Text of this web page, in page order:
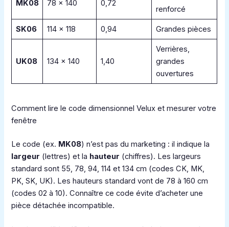
MK08 78 × 140 0,72
renforcé
SK06 114 × 118 0,94 Grandes pièces
UK08 134 × 140 1,40
Verrières,
grandes
ouvertures
Comment lire le code dimensionnel Velux et mesurer votre
fenêtre
Le code (ex. MK08) n’est pas du marketing : il indique la
largeur (lettres) et la hauteur (chiffres). Les largeurs
standard sont 55, 78, 94, 114 et 134 cm (codes CK, MK,
PK, SK, UK). Les hauteurs standard vont de 78 à 160 cm
(codes 02 à 10). Connaître ce code évite d’acheter une
pièce détachée incompatible.